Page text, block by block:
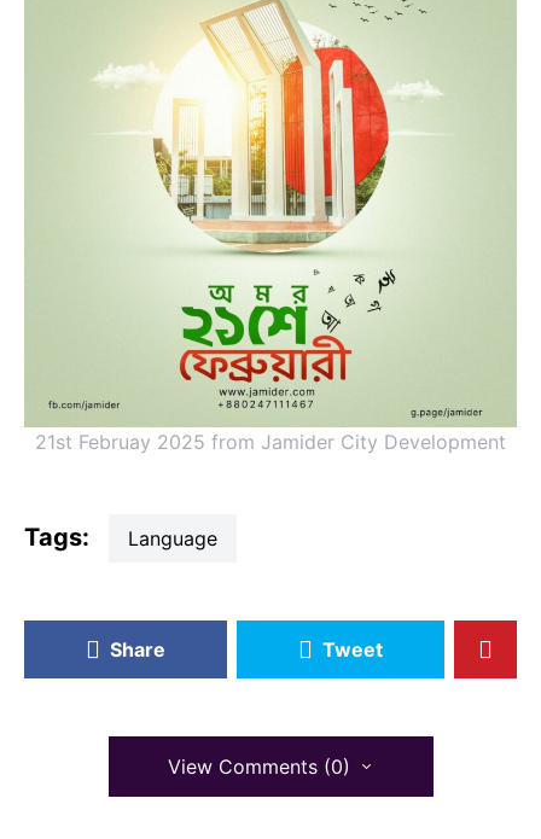
21st Februay 2025 from Jamider City Development
Tags: language
Share Tweet
View Comments (0)